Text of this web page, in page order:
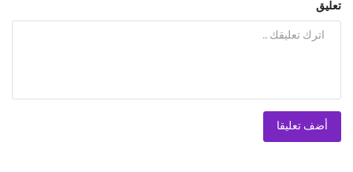
تعليق
أضف تعليقا